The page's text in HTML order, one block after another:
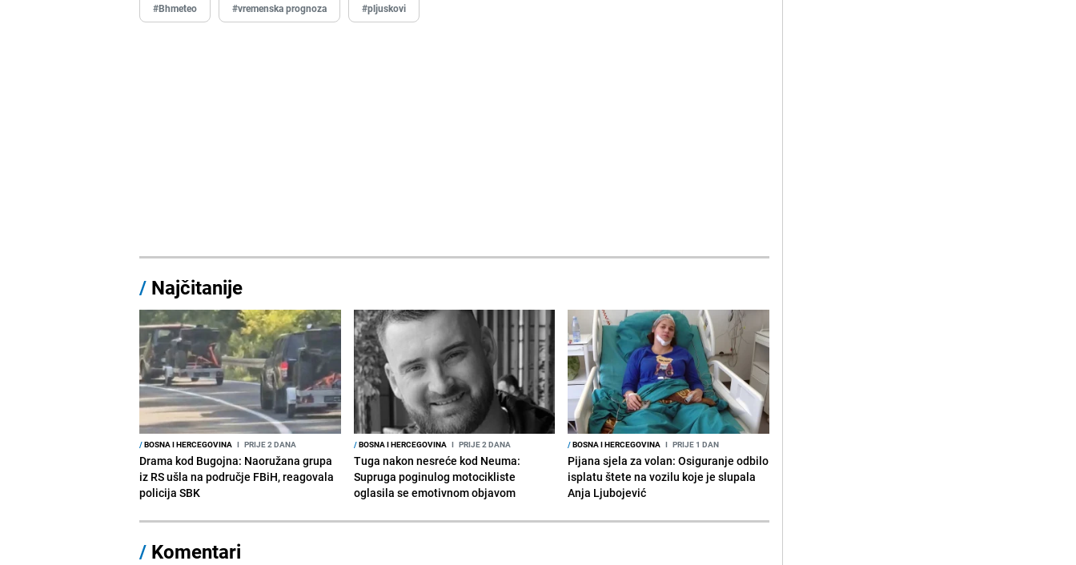
#Bhmeteo #vremenska prognoza #pljuskovi
/ Najčitanije
/BOSNA I HERCEGOVINA I PRIJE 2 DANA
Drama kod Bugojna: Naoružana grupa
iz RS ušla na područje FBiH, reagovala
policija SBK
/BOSNA I HERCEGOVINA I PRIJE 2 DANA
Tuga nakon nesreće kod Neuma:
Supruga poginulog motocikliste
oglasila se emotivnom objavom
/BOSNA I HERCEGOVINA I PRIJE 1 DAN
Pijana sjela za volan: Osiguranje odbilo
isplatu štete na vozilu koje je slupala
Anja Ljubojević
/ Komentari